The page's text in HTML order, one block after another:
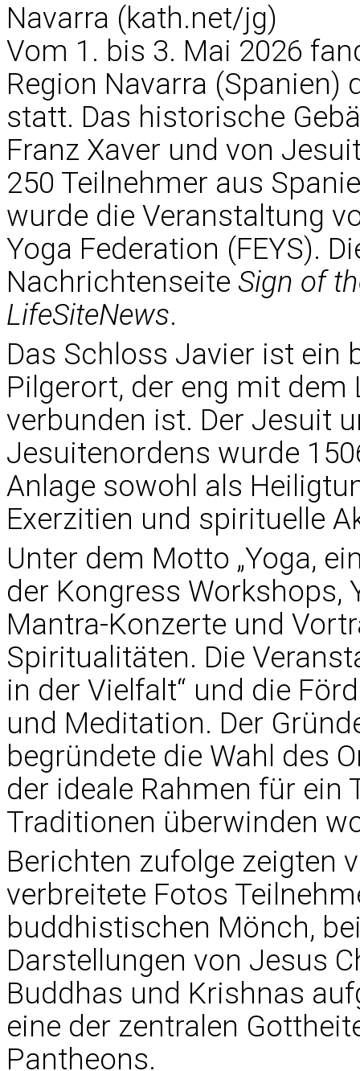
Navarra (kath.net/jg)
Vom 1. bis 3. Mai 2026
Region Navarra (Spanien)
statt. Das historische
Franz Xaver und von
250 Teilnehmer aus
wurde die Veranstaltung
Yoga Federation (FEYS).
Nachrichtenseite Sign of
LifeSiteNews.
Das Schloss Javier ist ein
Pilgerort, der eng mit dem
verbunden ist. Der Jesuit
Jesuitenordens wurde
Anlage sowohl als
Exerzitien und spirituelle
Unter dem Motto „Yoga,
der Kongress Workshops,
Mantra-Konzerte und
Spiritualitäten. Die
in der Vielfalt“ und die
und Meditation. Der
begründete die Wahl des
der ideale Rahmen für ein
Traditionen überwinden
Berichten zufolge zeigten
verbreitete Fotos
buddhistischen Mönch,
Darstellungen von Jesus
Buddhas und Krishnas
eine der zentralen
Pantheons.